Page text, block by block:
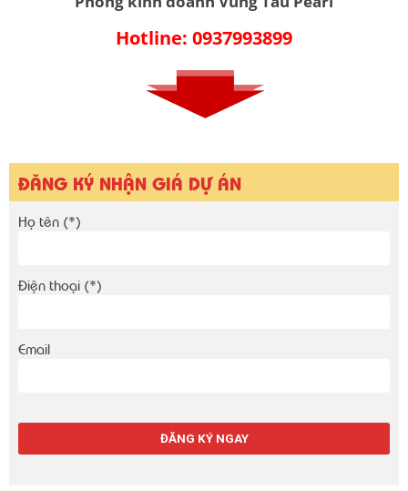
Hotline: 0937993899
ĐĂNG KÝ NHẬN GIÁ DỰ ÁN
Họ tên (*)
Điện thoại (*)
Email